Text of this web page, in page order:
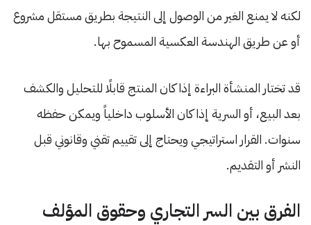
لكنه لا يمنع الغير من الوصول إلى النتيجة بطريق مستقل مشروع
أو عن طريق الهندسة العكسية المسموح بها.
قد تختار المنشأة البراءة إذا كان المنتج قابلًا للتحليل والكشف
بعد البيع، أو السرية إذا كان الأسلوب داخلياً ويمكن حفظه
سنوات. القرار استراتيجي ويحتاج إلى تقييم تقني وقانوني قبل
النشر أو التقديم.
الفرق بين السر التجاري وحقوق المؤلف